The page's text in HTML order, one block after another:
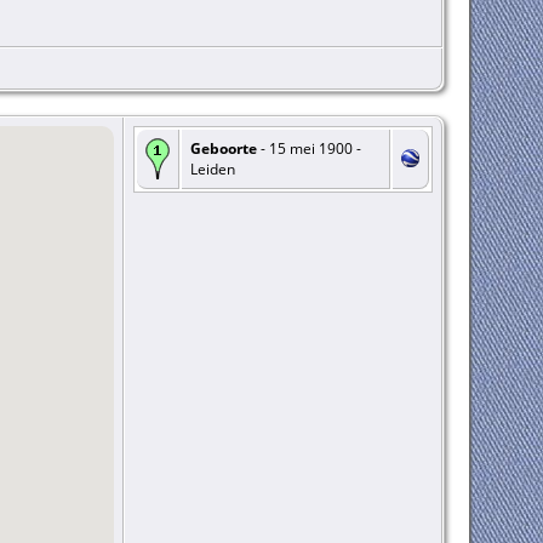
Geboorte- 15 mei 1900 -
Leiden